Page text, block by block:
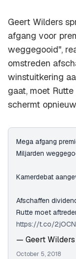
Geert Wilders
afgang voor
weggegooid",
omstreden
winstuitkering
gaat, moet
schermt
Mega afgang
Miljarden
Kamerdebat
Afschaffen
Rutte moet
https://t.co/
— Geert
October 5, 2018